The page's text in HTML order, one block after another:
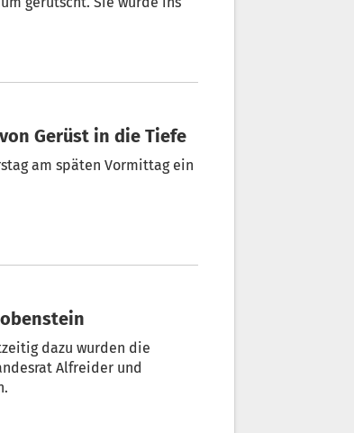
Gerüst in die Tiefe
am späten Vormittag ein
dazu wurden die
Alfreider und